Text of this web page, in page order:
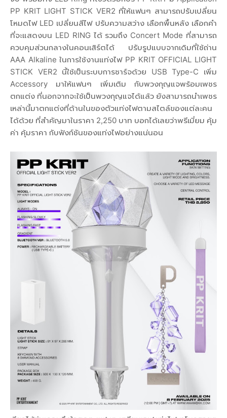
PP KRIT LIGHT STICK VER2 ที่ให้แฟนๆ สามารถปรับเปลี่ยน
โหมดไฟ LED เปลี่ยนสีไฟ ปรับความสว่าง เลือกพื้นหลัง เลือกคำ
ที่จะแสดงบน LED RING ได้ รวมถึง Concert Mode ที่สามารถ
ควบคุมส่วนกลางในคอนเสิร์ตได้ ปรับรูปแบบจากเดิมที่ใช้ถ่าน
AAA Alkaline ในการใช้งานแท่งไฟ PP KRIT OFFICIAL LIGHT
STICK VER2 นี้ใช้เป็นระบบการชาร์จด้วย USB Type-C เพิ่ม
Accessory มาให้แฟนๆ เพิ่มเติม กับพวงกุญแจพร้อมเพชร
ตกแต่ง ที่นอกจากจะใช้เป็นพวงกุญแจได้แล้ว ยังสามารถนำเพชร
เหล่านี้มาตกแต่งที่ด้านในของตัวแท่งไฟตามสไตล์ของแต่ละคน
ได้ด้วย ที่สำคัญมาในราคา 2,250 บาท บอกได้เลยว่าพรีเมี่ยม คุ้ม
ค่า คุ้มราคา กับฟังก์ชันของแท่งไฟอย่างแน่นอน